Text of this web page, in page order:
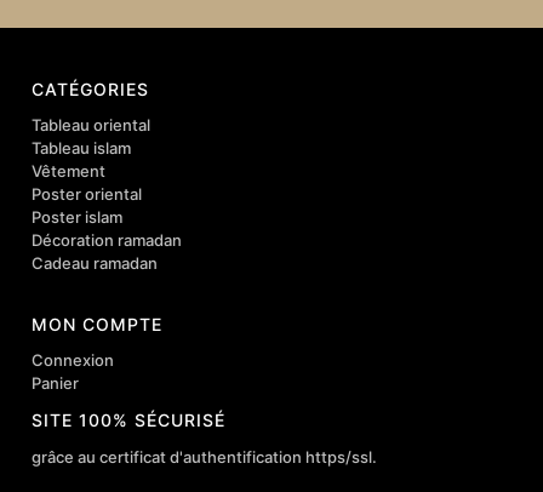
CATÉGORIES
Tableau oriental
Tableau islam
Vêtement
Poster oriental
Poster islam
Décoration ramadan
Cadeau ramadan
MON COMPTE
Connexion
Panier
SITE 100% SÉCURISÉ
grâce au certificat d'authentification https/ssl.